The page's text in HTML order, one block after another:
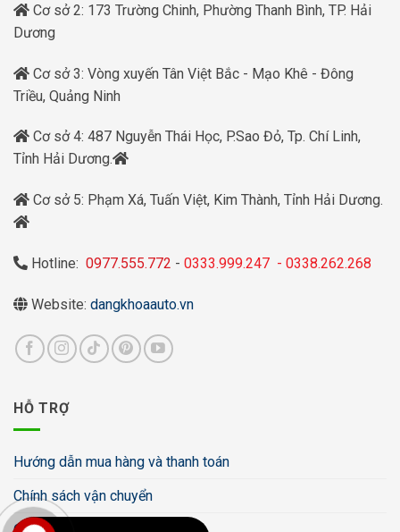
Cơ sở 2: 173 Trường Chinh, Phường Thanh Bình, TP. Hải
Dương
Cơ sở 3: Vòng xuyến Tân Việt Bắc - Mạo Khê - Đông
Triều, Quảng Ninh
Cơ sở 4: 487 Nguyễn Thái Học, P.Sao Đỏ, Tp. Chí Linh,
Tỉnh Hải Dương.
Cơ sở 5: Phạm Xá, Tuấn Việt, Kim Thành, Tỉnh Hải Dương.
Hotline: 0977.555.772 - 0333.999.247 - 0338.262.268
Website: dangkhoaauto.vn
HỖ TRỢ
Hướng dẫn mua hàng và thanh toán
Chính sách vận chuyển